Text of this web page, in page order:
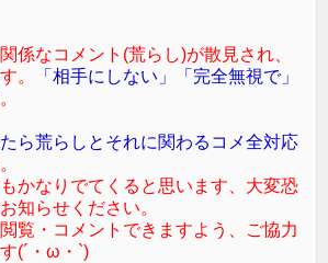
係なコメント(荒らし)が散見され、
。
「相手にしない」「完全無視で」
。
ら荒らしとそれに関わるコメ全対応
かなりでてくると思います、大変恐
知らせください。
覧・コメントできますよう、ご協力
(´・ω・`)